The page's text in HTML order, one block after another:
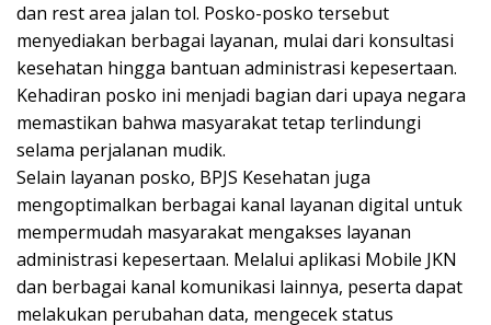
dan rest area jalan tol. Posko-posko tersebut
menyediakan berbagai layanan, mulai dari konsultasi
kesehatan hingga bantuan administrasi kepesertaan.
Kehadiran posko ini menjadi bagian dari upaya negara
memastikan bahwa masyarakat tetap terlindungi
selama perjalanan mudik.
Selain layanan posko, BPJS Kesehatan juga
mengoptimalkan berbagai kanal layanan digital untuk
mempermudah masyarakat mengakses layanan
administrasi kepesertaan. Melalui aplikasi Mobile JKN
dan berbagai kanal komunikasi lainnya, peserta dapat
melakukan perubahan data, mengecek status